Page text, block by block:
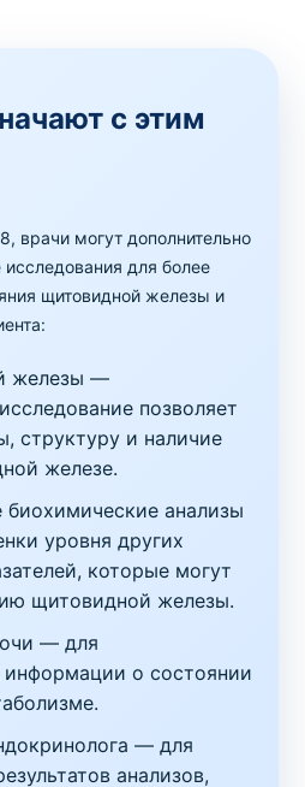
с этим
врачи могут дополнительно
для более
щитовидной железы и
железы —
позволяет
структуру и наличие
железе.
биохимические анализы
уровня других
которые могут
щитовидной железы.
— для
информации о состоянии
— для
анализов,